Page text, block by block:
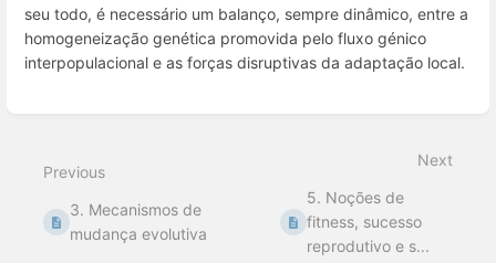
seu todo, é necessário um balanço, sempre dinâmico, entre a
homogeneização genética promovida pelo fluxo génico
interpopulacional e as forças disruptivas da adaptação local.
mode
Previous
3. Mecanismos de
mudança evolutiva
Next
5. Noções de
fitness, sucesso
reprodutivo e s...